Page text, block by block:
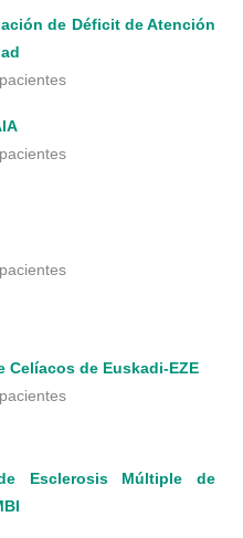
de Déficit de Atención
Celíacos de Euskadi-EZE
Esclerosis Múltiple de